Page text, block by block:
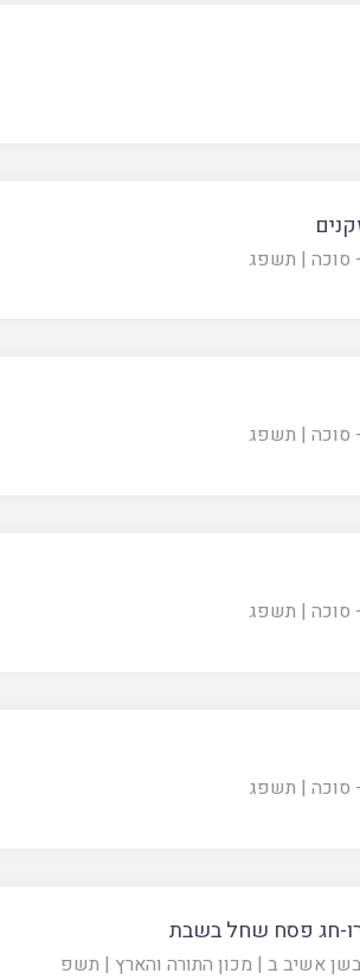
סוכה | תשפג
סוכה | תשפג
סוכה | תשפג
סוכה | תשפג
חג פסח שחל בשבת
אשיב ב | מכון התורה והארץ | תשפ